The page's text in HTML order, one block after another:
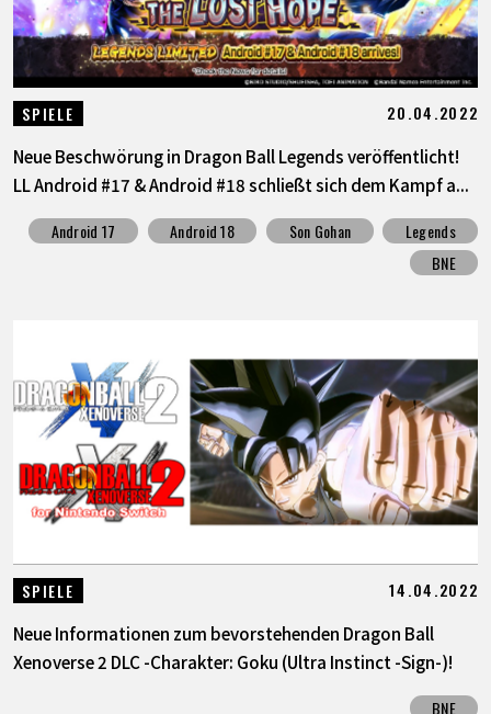
SPIELE 20.04.2022
Neue Beschwörung in Dragon Ball Legends veröffentlicht!
LL Android #17 & Android #18 schließt sich dem Kampf a...
Android 17 Android 18 Son Gohan
Legends
BNE
SPIELE 14.04.2022
Neue Informationen zum bevorstehenden Dragon Ball
Xenoverse 2 DLC -Charakter: Goku (Ultra Instinct -Sign-)!
BNE